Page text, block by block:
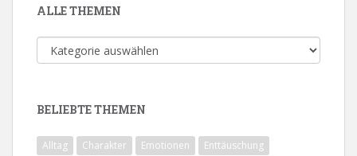
ALLE THEMEN
Alle
Themen
BELIEBTE THEMEN
Alltag Charakter Emotionen
Enttäuschung